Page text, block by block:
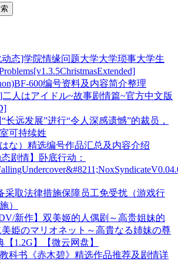
态]学院情缘问题大学大学琐事大学生
600编号资料及内容简介整理
二人はアイドル~故事剧情篇~官方中文版
长远发展”进行“令人深感遗憾”的裁员，
可持续姓
な）精选编号作品汇总及内容介绍
态剧情】卧底行动：
采取法律措施保障员工免受扰（游戏行
）
新作】双美姬的人偶剧～高贵姐妹的
姫のマリオネット～高貴なる姉妹の尊
1.2G】【微云网盘】
科书《赤木碧》精选作品推荐及剧情详